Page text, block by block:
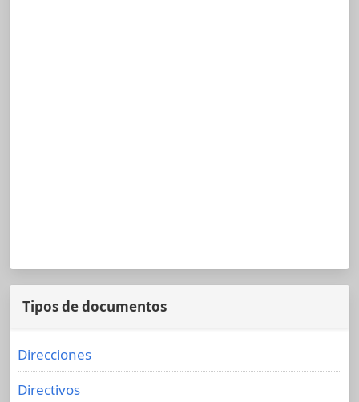
Tipos de documentos
Direcciones
Directivos